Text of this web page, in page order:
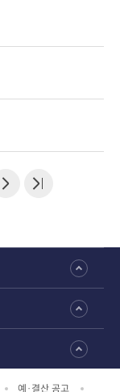
예·결산 공고